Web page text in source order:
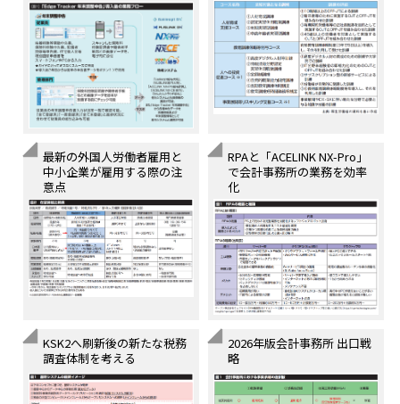
最新の外国人労働者雇用と
中小企業が雇用する際の注
意点
RPAと「ACELINK NX-Pro」
で会計事務所の業務を効率
化
KSK2へ刷新後の新たな税務
調査体制を考える
2026年版会計事務所 出口戦
略